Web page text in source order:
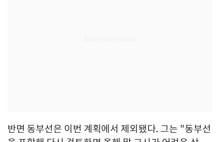
반면 동부선은 이번 계획에서 제외됐다. 그는 "동부선